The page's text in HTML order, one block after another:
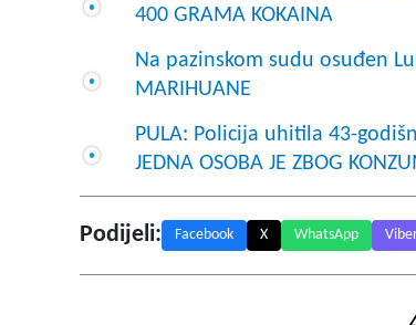
400 GRAMA KOKAINA
Na pazinskom sudu osuđen
MARIHUANE
PULA: Policija uhitila 43-
JEDNA OSOBA JE ZBOG
Podijeli: Facebook X WhatsApp